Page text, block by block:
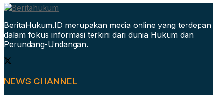
BeritaHukum.ID merupakan media online yang terdepan
dalam fokus informasi terkini dari dunia Hukum dan
Perundang-Undangan.
NEWS CHANNEL